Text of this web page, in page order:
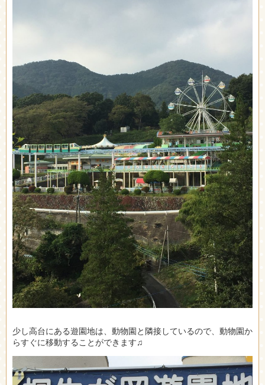
少し高台にある遊園地は、動物園と隣接しているので、動物園か
らすぐに移動することができます♫